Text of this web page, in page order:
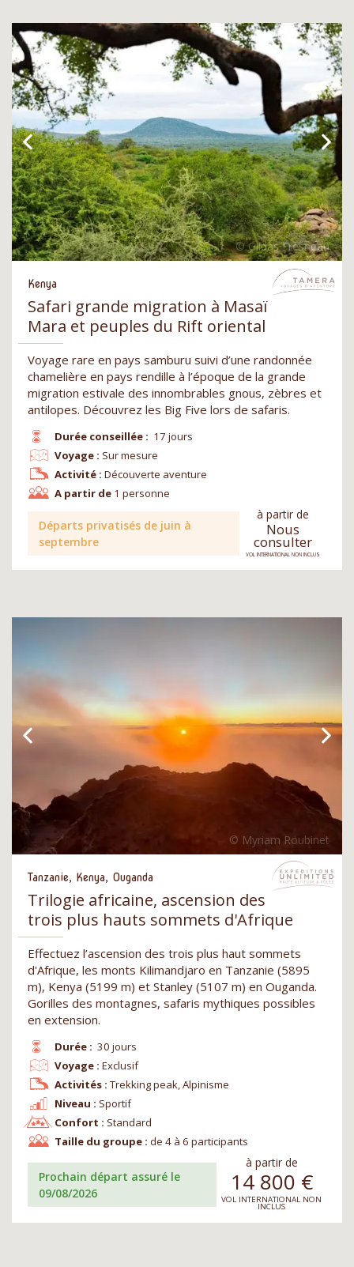
Kenya
Safari grande migration à Masaï
Mara et peuples du Rift oriental
Voyage rare en pays samburu suivi d’une randonnée
chamelière en pays rendille à l’époque de la grande
migration estivale des innombrables gnous, zèbres et
antilopes. Découvrez les Big Five lors de safaris.
Durée conseillée : 17 jours
Voyage : Sur mesure
Activité : Découverte aventure
A partir de 1 personne
Départs privatisés de juin à
septembre
à partir de
Nous
consulter
VOL INTERNATIONAL NON INCLUS
Tanzanie, Kenya, Ouganda
Trilogie africaine, ascension des
trois plus hauts sommets d'Afrique
Effectuez l’ascension des trois plus haut sommets
d'Afrique, les monts Kilimandjaro en Tanzanie (5895
m), Kenya (5199 m) et Stanley (5107 m) en Ouganda.
Gorilles des montagnes, safaris mythiques possibles
en extension.
Durée : 30 jours
Niveau : Sportif
Voyage : Exclusif
Confort : Standard
Activités : Trekking peak, Alpinisme
Taille du groupe : de 4 à 6 participants
Prochain départ assuré le
09/08/2026
à partir de
14 800 €
VOL INTERNATIONAL NON
INCLUS